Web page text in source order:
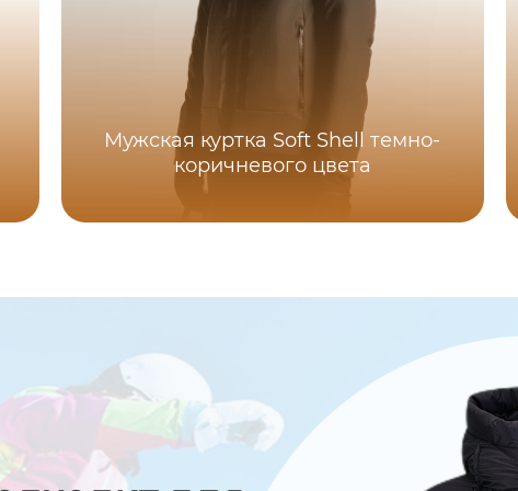
Мужская куртка Soft Shell темно-
коричневого цвета